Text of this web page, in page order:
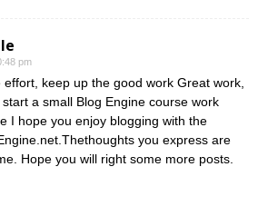
pm
keep up the good work Great work,
a small Blog Engine course work
I hope you enjoy blogging with the
you express are
Hope you will right some more posts.